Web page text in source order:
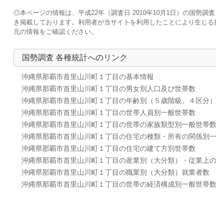
◎本ページの情報は、平成22年（調査日 2010年10月1日）の国勢調
き掲載しております。利用者が当サイトを利用したことにより生じ
元の情報をご確認ください。
国勢調査 各種統計へのリンク
沖縄県那覇市首里山川町１丁目の基本情報
沖縄県那覇市首里山川町１丁目の男女別人口及び世帯数
沖縄県那覇市首里山川町１丁目の年齢別（５歳階級、４区分
沖縄県那覇市首里山川町１丁目の世帯人員別一般世帯数
沖縄県那覇市首里山川町１丁目の世帯の家族類型別一般世帯数
沖縄県那覇市首里山川町１丁目の住宅の種類・所有の関係別
沖縄県那覇市首里山川町１丁目の住宅の建て方別世帯数
沖縄県那覇市首里山川町１丁目の産業別（大分類）・従業上
沖縄県那覇市首里山川町１丁目の職業別（大分類）就業者数
沖縄県那覇市首里山川町１丁目の世帯の経済構成別一般世帯数